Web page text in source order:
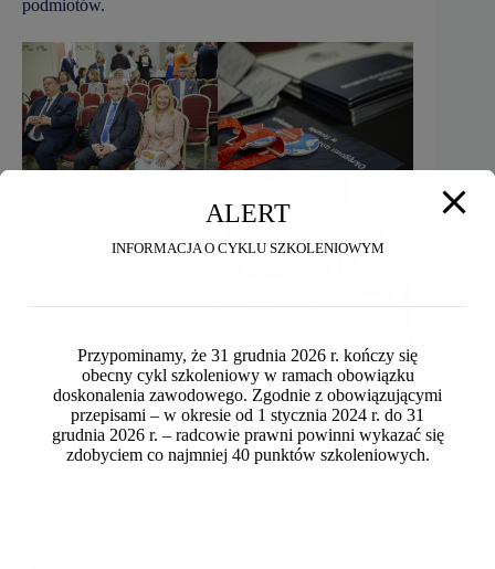
podmiotów.
ALERT
INFORMACJA O CYKLU SZKOLENIOWYM
Przypominamy, że 31 grudnia 2026 r. kończy się
obecny cykl szkoleniowy w ramach obowiązku
doskonalenia zawodowego. Zgodnie z obowiązującymi
przepisami – w okresie od 1 stycznia 2024 r. do 31
grudnia 2026 r. – radcowie prawni powinni wykazać się
zdobyciem co najmniej 40 punktów szkoleniowych.